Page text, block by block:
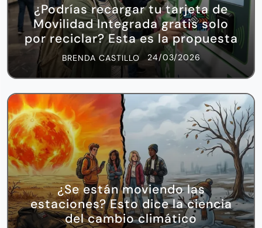
¿Podrías recargar tu tarjeta de
Movilidad Integrada gratis solo
por reciclar? Esta es la propuesta
BRENDA CASTILLO 24/03/2026
¿Se están moviendo las
estaciones? Esto dice la ciencia
del cambio climático